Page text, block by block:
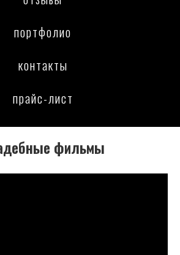
портфолио
контакты
прайс-лист
фильмы